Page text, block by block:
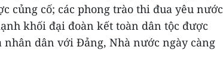
củng cố; các phong trào thi đua yêu nước
khối đại đoàn kết toàn dân tộc được
dân với Đảng, Nhà nước ngày càng